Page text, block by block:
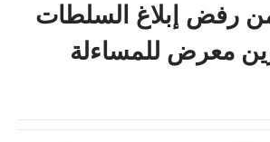
رفض إبلاغ السلطات
معرض للمساءلة